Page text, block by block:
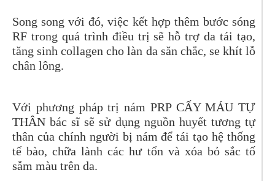
Song song với đó, việc kết hợp thêm bước sóng
RF trong quá trình điều trị sẽ hỗ trợ da tái tạo,
tăng sinh collagen cho làn da săn chắc, se khít lỗ
chân lông.
Với phương pháp trị nám PRP CẤY MÁU TỰ
THÂN bác sĩ sẽ sử dụng nguồn huyết tương tự
thân của chính người bị nám để tái tạo hệ thống
tế bào, chữa lành các hư tổn và xóa bỏ sắc tố
sẫm màu trên da.